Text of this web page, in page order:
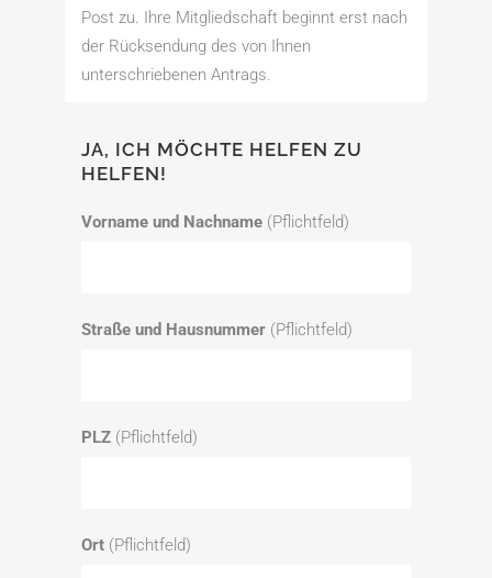
Post zu. Ihre Mitgliedschaft beginnt erst nach
der Rücksendung des von Ihnen
unterschriebenen Antrags.
JA, ICH MÖCHTE HELFEN ZU
HELFEN!
Vorname und Nachname (Pflichtfeld)
Straße und Hausnummer (Pflichtfeld)
PLZ (Pflichtfeld)
Ort (Pflichtfeld)